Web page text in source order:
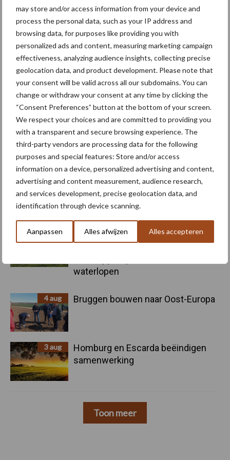
may store and/or access information from your device and
process the personal data, such as your IP address and
browsing data, for purposes like providing you with
personalized ads and content, measuring marketing campaign
effectiveness, analyzing audience insights, collecting precise
geolocation data, and product development. Please note that
your consent will be valid across all our subdomains. You can
change or withdraw your consent at any time by clicking the
“Consent Preferences” button at the bottom of your screen.
We respect your choices and are committed to providing you
with a transparent and secure browsing experience. The
third-party vendors are processing data for the following
purposes and special features: Store and/or access
information on a device, personalized advertising and content,
advertising and content measurement, audience research,
and services development, precise geolocation data, and
identification through device scanning.
Aanpassen Alles afwijzen Alles accepteren
Primaire
Sidebar
Recent nieuws Partner nieuws
6 aug
"Hoge verwachtingen van schijven
voor kouters"
5 aug
Nieuwe compacte gedragen
pootcombinatie van AVR
4 aug
Provincie Antwerpen breidt
waterlopen
4 aug Bruggen bouwen naar Oost-Europa
3 aug
Homburg en Escarda beëindigen
samenwerking
Toon meer
Toon meer